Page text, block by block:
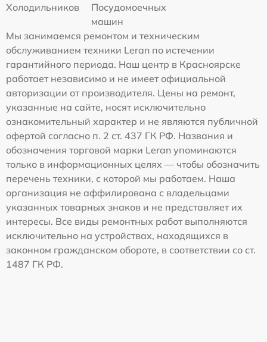
Холодильников
Посудомоечных
машин
Мы занимаемся ремонтом и техническим
обслуживанием техники Leran по истечении
гарантийного периода. Наш центр в Красноярске
работает независимо и не имеет официальной
авторизации от производителя. Цены на ремонт,
указанные на сайте, носят исключительно
ознакомительный характер и не являются публичной
офертой согласно п. 2 ст. 437 ГК РФ. Названия и
обозначения торговой марки Leran упоминаются
только в информационных целях — чтобы обозначить
перечень техники, с которой мы работаем. Наша
организация не аффилирована с владельцами
указанных товарных знаков и не представляет их
интересы. Все виды ремонтных работ выполняются
исключительно на устройствах, находящихся в
законном гражданском обороте, в соответствии со ст.
1487 ГК РФ.